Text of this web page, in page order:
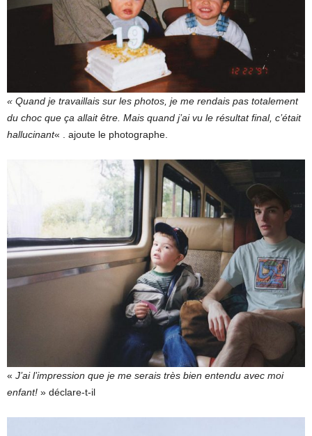
« Quand je travaillais sur les photos, je me rendais pas totalement
du choc que ça allait être. Mais quand j’ai vu le résultat final, c’était
hallucinant« . ajoute le photographe.
« J’ai l’impression que je me serais très bien entendu avec moi
enfant! » déclare-t-il